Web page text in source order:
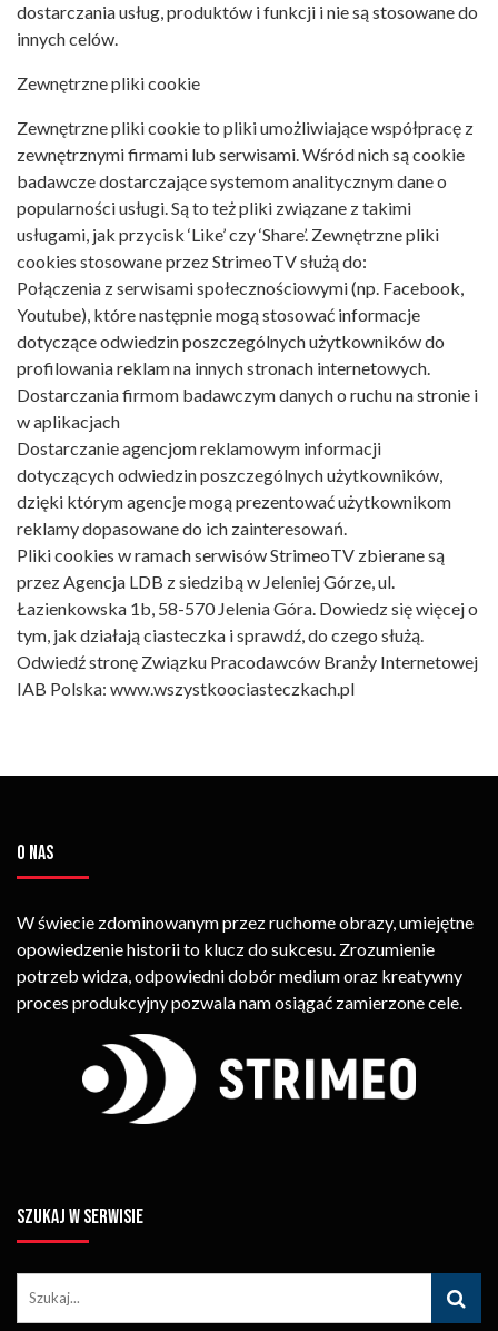
dostarczania usług, produktów i funkcji i nie są stosowane do
innych celów.
Zewnętrzne pliki cookie
Zewnętrzne pliki cookie to pliki umożliwiające współpracę z
zewnętrznymi firmami lub serwisami. Wśród nich są cookie
badawcze dostarczające systemom analitycznym dane o
popularności usługi. Są to też pliki związane z takimi
usługami, jak przycisk ‘Like’ czy ‘Share’. Zewnętrzne pliki
cookies stosowane przez StrimeoTV służą do:
Połączenia z serwisami społecznościowymi (np. Facebook,
Youtube), które następnie mogą stosować informacje
dotyczące odwiedzin poszczególnych użytkowników do
profilowania reklam na innych stronach internetowych.
Dostarczania firmom badawczym danych o ruchu na stronie i
w aplikacjach
Dostarczanie agencjom reklamowym informacji
dotyczących odwiedzin poszczególnych użytkowników,
dzięki którym agencje mogą prezentować użytkownikom
reklamy dopasowane do ich zainteresowań.
Pliki cookies w ramach serwisów StrimeoTV zbierane są
przez Agencja LDB z siedzibą w Jeleniej Górze, ul.
Łazienkowska 1b, 58-570 Jelenia Góra. Dowiedz się więcej o
tym, jak działają ciasteczka i sprawdź, do czego służą.
Odwiedź stronę Związku Pracodawców Branży Internetowej
IAB Polska: www.wszystkoociasteczkach.pl
O NAS
W świecie zdominowanym przez ruchome obrazy, umiejętne
opowiedzenie historii to klucz do sukcesu. Zrozumienie
potrzeb widza, odpowiedni dobór medium oraz kreatywny
proces produkcyjny pozwala nam osiągać zamierzone cele.
SZUKAJ W SERWISIE